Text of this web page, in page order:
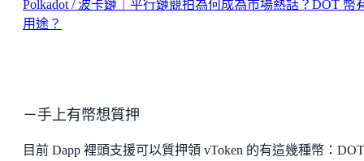
Polkadot / 波卡鏈｜平行鏈競拍為何成為市場熱話？DOT 幣
用途？
－手上有幣想質押
目前 Dapp 裡頭支援可以質押領 vToken 的有這幾種幣：